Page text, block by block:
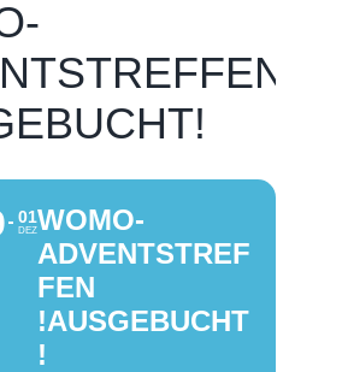
01
DEZWOMO-
ADVENTSTREF
FEN
!AUSGEBUCHT
!